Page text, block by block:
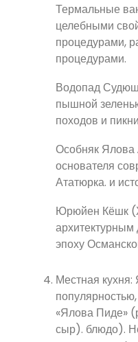
Термальные
целебными
процедурами,
процедурами.
Водопад
пышной
походов и
Особняк Ялова
основателя
Ататюрка. и
Юрюйен Кёшк
архитектурным
эпоху
Местная
«Ялова Пиде»
сыр). блюдо).